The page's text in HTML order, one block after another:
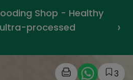
Shop - Healthy
processed
›
3